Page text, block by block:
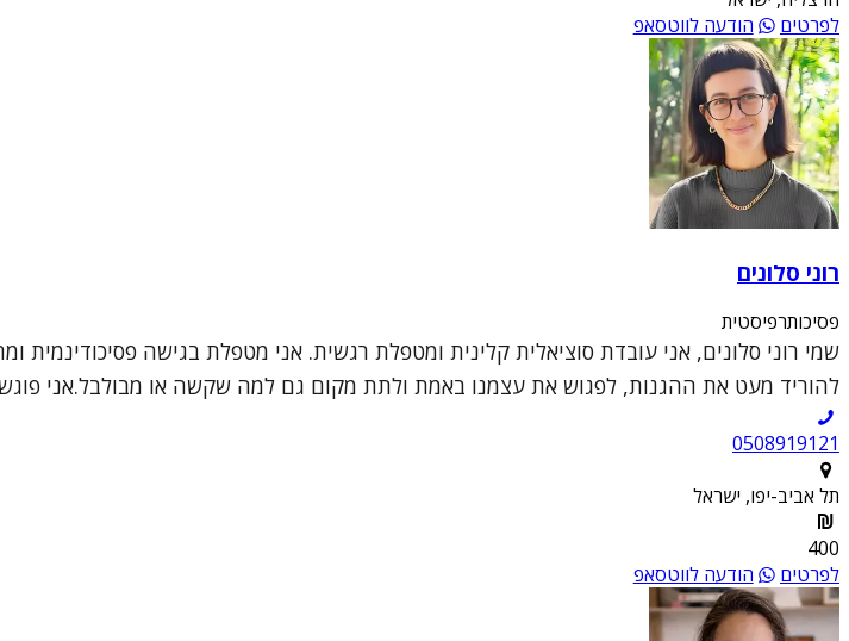
לפרטים
הודעה לווטסאפ
רוני סלונים
פסיכותרפיסטית
שמי רוני סלונים, אני עובדת סוציאלית קלינית ומטפלת רגשית. אני מטפלת בגישה
להוריד מעט את ההגנות, לפגוש את עצמנו באמת ולתת מקום גם למה שקשה או מבולבל.אני
0508919121
תל אביב-יפו, ישראל
400
לפרטים
הודעה לווטסאפ